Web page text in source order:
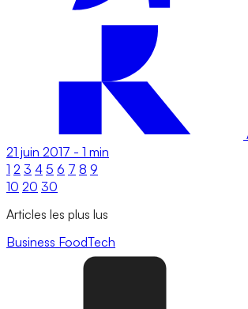
21 juin 2017 - 1 min
1 2 3 4 5 6 7 8 9
10 20 30
Articles les plus lus
Business FoodTech